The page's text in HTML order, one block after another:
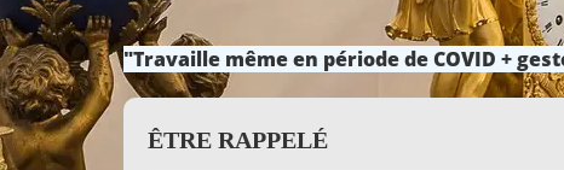
"Travaille même en période de COVID +
ÊTRE RAPPELÉ